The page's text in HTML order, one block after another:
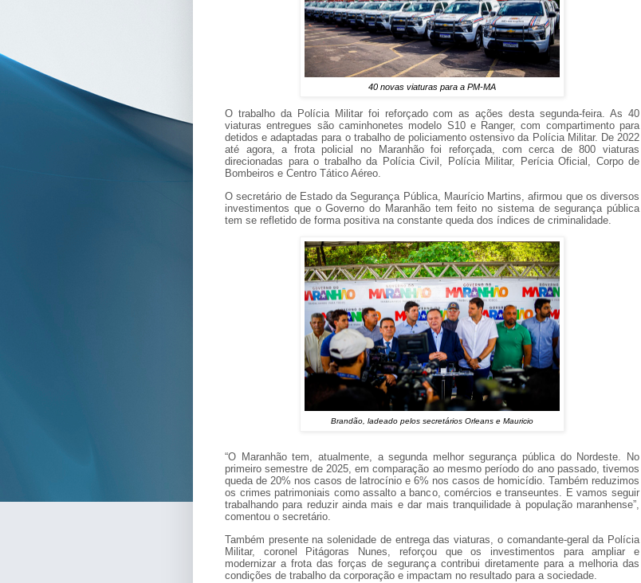
40 novas viaturas para a PM-MA
O trabalho da Polícia Militar foi reforçado com as ações desta segunda-feira. As 40
viaturas entregues são caminhonetes modelo S10 e Ranger, com compartimento para
detidos e adaptadas para o trabalho de policiamento ostensivo da Polícia Militar. De 2022
até agora, a frota policial no Maranhão foi reforçada, com cerca de 800 viaturas
direcionadas para o trabalho da Polícia Civil, Polícia Militar, Perícia Oficial, Corpo de
Bombeiros e Centro Tático Aéreo.
O secretário de Estado da Segurança Pública, Maurício Martins, afirmou que os diversos
investimentos que o Governo do Maranhão tem feito no sistema de segurança pública
tem se refletido de forma positiva na constante queda dos índices de criminalidade.
Brandão, ladeado pelos secretários Orleans e Mauricio
“O Maranhão tem, atualmente, a segunda melhor segurança pública do Nordeste. No
primeiro semestre de 2025, em comparação ao mesmo período do ano passado, tivemos
queda de 20% nos casos de latrocínio e 6% nos casos de homicídio. Também reduzimos
os crimes patrimoniais como assalto a banco, comércios e transeuntes. E vamos seguir
trabalhando para reduzir ainda mais e dar mais tranquilidade à população maranhense”,
comentou o secretário.
Também presente na solenidade de entrega das viaturas, o comandante-geral da Polícia
Militar, coronel Pitágoras Nunes, reforçou que os investimentos para ampliar e
modernizar a frota das forças de segurança contribui diretamente para a melhoria das
condições de trabalho da corporação e impactam no resultado para a sociedade.